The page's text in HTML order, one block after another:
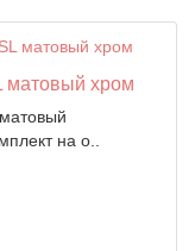
матовый хром
на о..